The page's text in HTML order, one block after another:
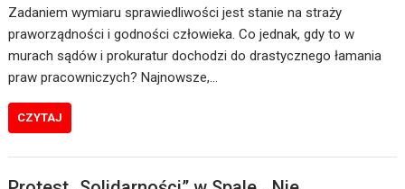
Zadaniem wymiaru sprawiedliwości jest stanie na straży
praworządności i godności człowieka. Co jednak, gdy to w
murach sądów i prokuratur dochodzi do drastycznego łamania
praw pracowniczych? Najnowsze,…
CZYTAJ